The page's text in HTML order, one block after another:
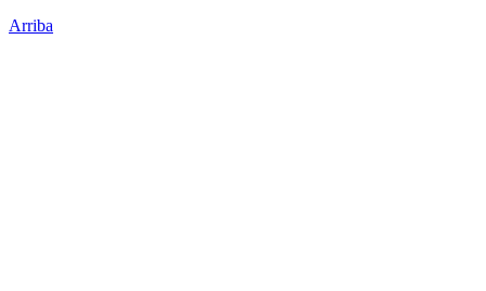
Arriba